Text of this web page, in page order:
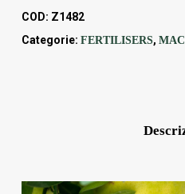
COD: Z1482
Categorie: FERTILISERS,